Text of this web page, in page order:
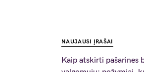
NAUJAUSI ĮRAŠAI
Kaip atskirti pašarines